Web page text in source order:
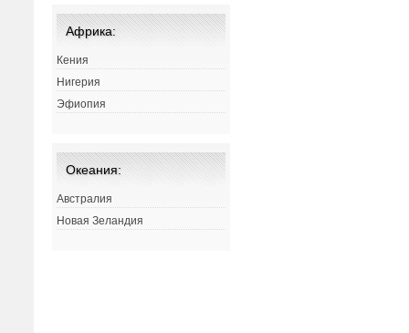
Африка:
Кения
Нигерия
Эфиопия
Океания:
Австралия
Новая Зеландия